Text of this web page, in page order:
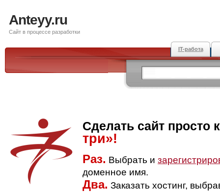
Anteyy.ru
Сайт в процессе разработки
IT-работа
Сделать сайт просто
три»!
Раз. Выбрать и
доменное имя.
Два. Заказать хостинг,